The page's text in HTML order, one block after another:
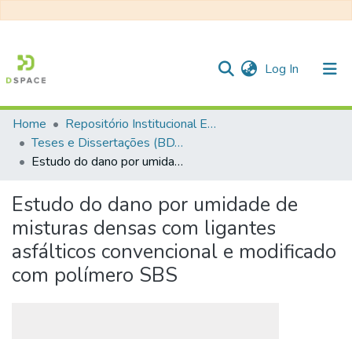
Log In (current)
Communities & Collections
All of DSpace
Statistics
Home
Repositório Institucional EESC
Teses e Dissertações (BDTD USP)
Estudo do dano por umidade de misturas densas com ligantes asfálticos convencional e modificado com polímero SBS
Estudo do dano por umidade de
misturas densas com ligantes
asfálticos convencional e modificado
com polímero SBS